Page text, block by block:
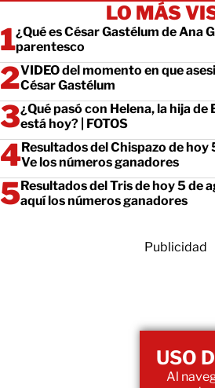
LO MÁS
¿Qué es César Gastélum de Ana
parentesco
VIDEO del momento en que
César Gastélum
¿Qué pasó con Helena, la hija
está hoy? | FOTOS
Resultados del Chispazo de
Ve los números ganadores
Resultados del Tris de hoy 5 de
aquí los números ganadores
Publicidad
USO
Al